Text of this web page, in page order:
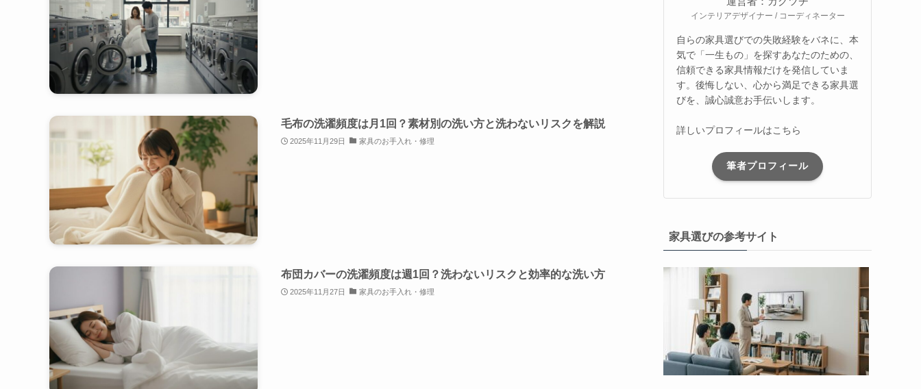
毛布の洗濯頻度は月1回？素材別の洗い方と洗わないリスクを解説
2025年11月29日 家具のお手入れ・修理
布団カバーの洗濯頻度は週1回？洗わないリスクと効率的な洗い方
2025年11月27日 家具のお手入れ・修理
インテリアデザイナー / コーディネーター
自らの家具選びでの失敗経験をバネに、本
気で「一生もの」を探すあなたのための、
信頼できる家具情報だけを発信していま
す。後悔しない、心から満足できる家具選
びを、誠心誠意お手伝いします。
詳しいプロフィールはこちら
筆者プロフィール
家具選びの参考サイト